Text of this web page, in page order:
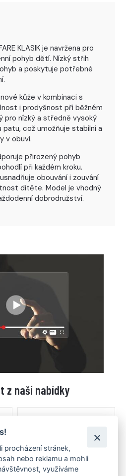
KLASIK je navržena pro
pohyb dětí. Nízký střih
a poskytuje potřebné
kůže v kombinaci s
i prodyšnost při běžném
pro nízký a středně vysoký
což umožňuje stabilní a
v obuvi.
přirozený pohyb
při každém kroku.
obouvání i zouvání
dítěte. Model je vhodný
dobrodružství.
z naší nabídky
procházení stránek,
nebo reklamu a mohli
využíváme